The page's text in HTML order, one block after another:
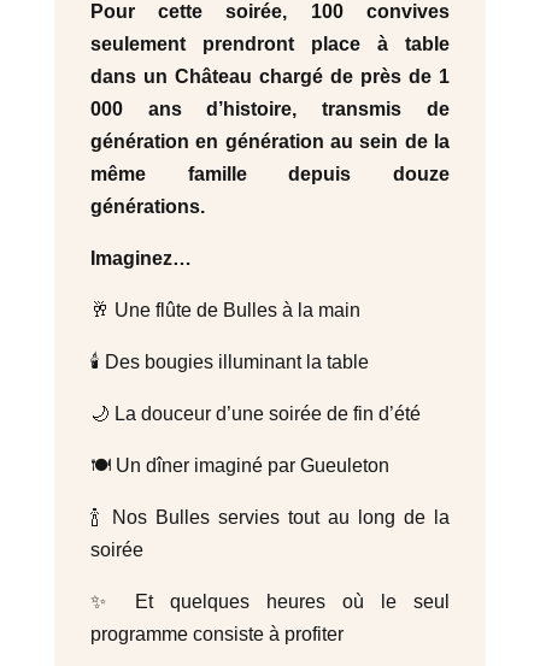
Pour cette soirée, 100 convives
seulement prendront place à table
dans un Château chargé de près de 1
000 ans d’histoire, transmis de
génération en génération au sein de la
même famille depuis douze
générations.
Imaginez…
🥂 Une flûte de Bulles à la main
🕯️ Des bougies illuminant la table
🌙 La douceur d’une soirée de fin d’été
🍽️ Un dîner imaginé par Gueuleton
🍾 Nos Bulles servies tout au long de la
soirée
✨ Et quelques heures où le seul
programme consiste à profiter